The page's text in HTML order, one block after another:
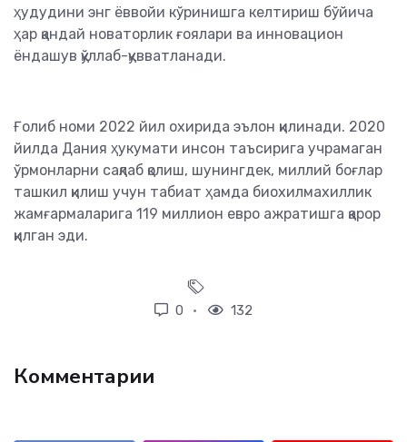
ҳудудини энг ёввойи кўринишга келтириш бўйича
ҳар қандай новаторлик ғоялари ва инновацион
ёндашув қўллаб-қувватланади.
Ғолиб номи 2022 йил охирида эълон қилинади. 2020
йилда Дания ҳукумати инсон таъсирига учрамаган
ўрмонларни сақлаб қолиш, шунингдек, миллий боғлар
ташкил қилиш учун табиат ҳамда биохилмахиллик
жамғармаларига 119 миллион евро ажратишга қарор
қилган эди.
0 132
Комментарии